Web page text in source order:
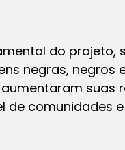
do projeto,
negras, negros
suas
de comunidades